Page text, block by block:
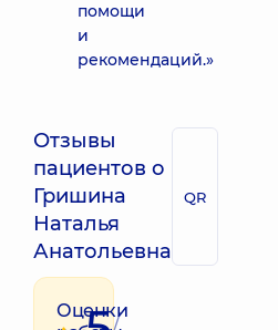
помощи
и
рекомендаций.»
Отзывы
пациентов о
Гришина
Наталья
Анатольевна
QR
Оценки
/